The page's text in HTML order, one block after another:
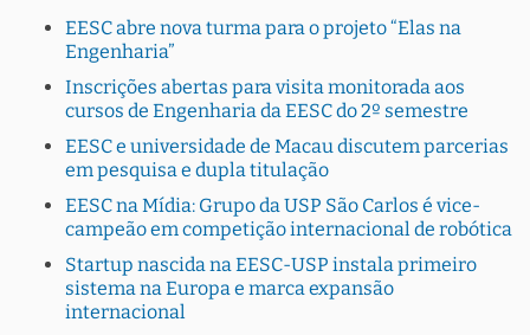
EESC abre nova turma para o projeto “Elas na
Engenharia”
Inscrições abertas para visita monitorada aos
cursos de Engenharia da EESC do 2º semestre
EESC e universidade de Macau discutem parcerias
em pesquisa e dupla titulação
EESC na Mídia: Grupo da USP São Carlos é vice-
campeão em competição internacional de robótica
Startup nascida na EESC-USP instala primeiro
sistema na Europa e marca expansão
internacional